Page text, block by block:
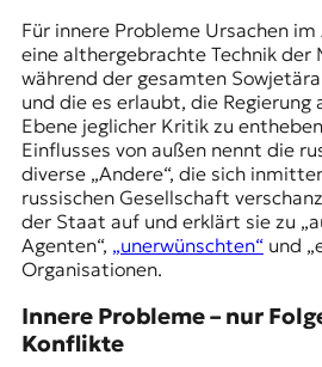
Für innere Probleme Ursachen
eine althergebrachte Technik der
während der gesamten
und die es erlaubt, die Regierung
Ebene jeglicher Kritik zu
Einflusses von außen nennt die
diverse „Andere“, die sich
russischen Gesellschaft
der Staat auf und erklärt sie zu
Agenten“, „unerwünschten“und
Organisationen.
Innere Probleme – nur
Konflikte